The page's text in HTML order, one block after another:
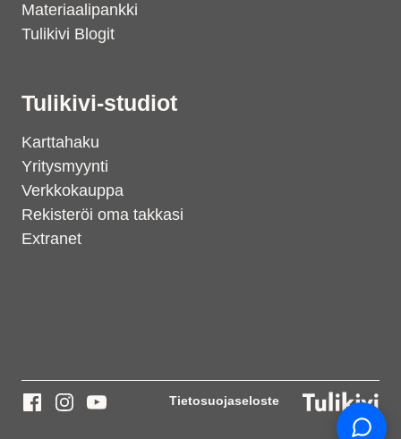
Materiaalipankki
Tulikivi Blogit
Tulikivi-studiot
Karttahaku
Yritysmyynti
Verkkokauppa
Rekisteröi oma takkasi
Extranet
Tietosuojaseloste
today?